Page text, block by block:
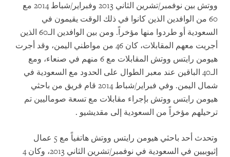
ووتش بين نوفمبر/تشرين الثاني 2013 وفبراير/شباط 2014 مع
60 من الوافدين الذين كانوا في ذلك الوقت يقيمون في
السعودية أو طردوا منها مؤخراً. ومن بين الوافدين الـ60 الذين
أجريت معهم المقابلات، كان 46 من مواطني اليمن، وقد أجرت
هيومن رايتس ووتش المقابلات مع 6 منهم في صنعاء، ومع
الـ40 الباقين عند معبر الطوال على الحدود مع السعودية في
شمال اليمن. وفي فبراير/شباط 2014 قام فريق من باحثي
هيومن رايتس ووتش بإجراء مقابلات مع تسعة صوماليين تم
ترحيلهم مؤخراً من السعودية إلى مقديشيو .
وتحدث أحد باحثي هيومن رايتس ووتش هاتفياً مع 5 عمال
إثيوبيين في السعودية في نوفمبر/تشرين الثاني 2013، وكان 4